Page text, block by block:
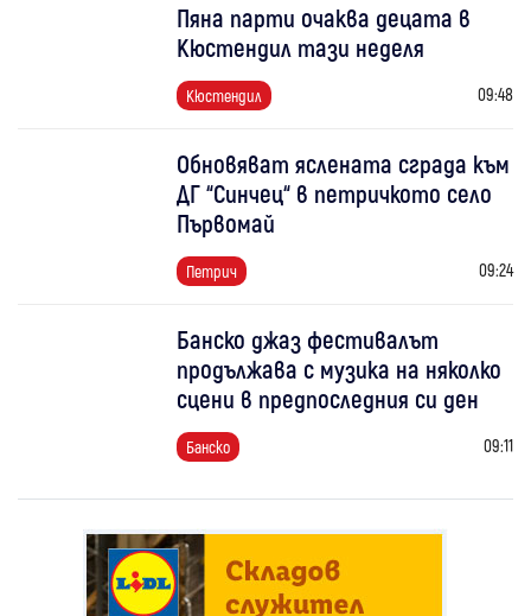
Пяна парти очаква децата в
Кюстендил тази неделя
Кюстендил 09:48
Обновяват яслената сграда към
ДГ “Синчец“ в петричкото село
Първомай
Петрич 09:24
Банско джаз фестивалът
продължава с музика на няколко
сцени в предпоследния си ден
Банско 09:11